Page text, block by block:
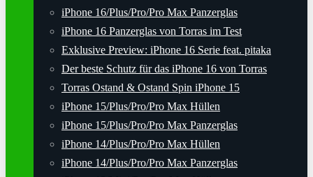
iPhone 16/Plus/Pro/Pro Max Panzerglas
iPhone 16 Panzerglas von Torras im Test
Exklusive Preview: iPhone 16 Serie feat. pitaka
Der beste Schutz für das iPhone 16 von Torras
Torras Ostand & Ostand Spin iPhone 15
iPhone 15/Plus/Pro/Pro Max Hüllen
iPhone 15/Plus/Pro/Pro Max Panzerglas
iPhone 14/Plus/Pro/Pro Max Hüllen
iPhone 14/Plus/Pro/Pro Max Panzerglas